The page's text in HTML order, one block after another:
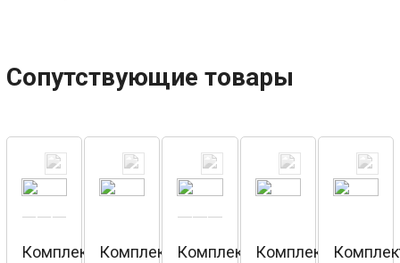
Сопутствующие товары
Комплект
Комплект
Комплект
Комплект